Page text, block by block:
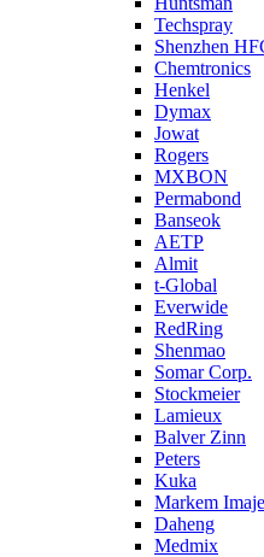
Techspray
Shenzhen
Chemtronics
Henkel
Dymax
Jowat
Rogers
MXBON
Permabond
Banseok
AETP
Almit
t-Global
Everwide
RedRing
Shenmao
Somar Corp.
Stockmeier
Lamieux
Balver Zinn
Peters
Kuka
Markem Imaje
Daheng
Medmix